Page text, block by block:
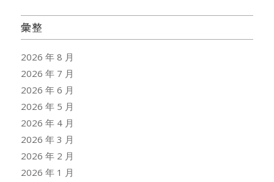
彙整
2026 年 8 月
2026 年 7 月
2026 年 6 月
2026 年 5 月
2026 年 4 月
2026 年 3 月
2026 年 2 月
2026 年 1 月